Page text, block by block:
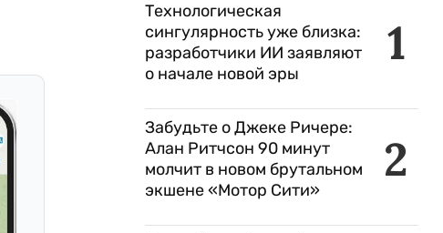
1
Технологическая
сингулярность уже близка:
разработчики ИИ заявляют
о начале новой эры
2
Забудьте о Джеке Ричере:
Алан Ритчсон 90 минут
молчит в новом брутальном
экшене «Мотор Сити»